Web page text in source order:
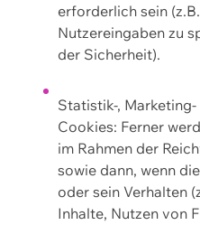
erforderlich sein
Nutzereingaben zu
der Sicherheit).
Statistik-,
Cookies: Ferner
im Rahmen der
sowie dann, wenn
oder sein Verhalten
Inhalte, Nutzen von